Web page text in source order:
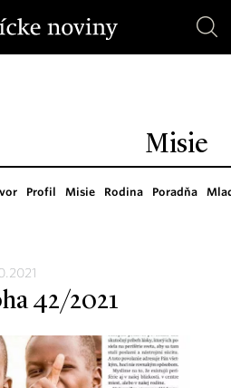
Misie
Profil Misie Rodina Poradňa
42/2021